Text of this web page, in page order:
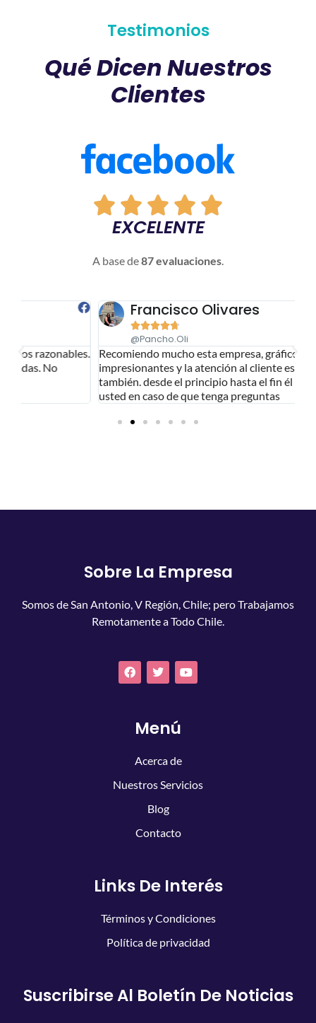
Testimonios
Qué Dicen Nuestros
Clientes
    
EXCELENTE
A base de87 evaluaciones.
Francisco Olivares

Recomiendo mucho esta empresa, gráficos
impresionantes y la atención al cliente es impresionante
también. desde el principio hasta el fin él está ahí con
usted en caso de que tenga preguntas
Sobre La Empresa
Somos de San Antonio, V Región, Chile; pero Trabajamos
Remotamente a Todo Chile.
Menú
Acerca de
Nuestros Servicios
Blog
Contacto
Links De Interés
Términos y Condiciones
Política de privacidad
Suscribirse Al Boletín De Noticias